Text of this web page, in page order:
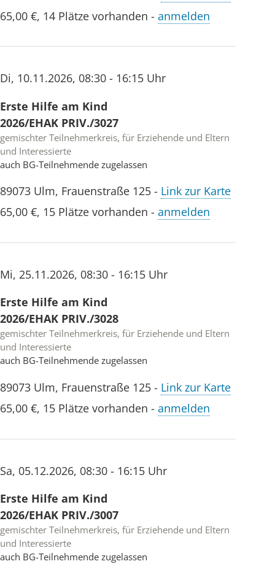
65,00 €, 14 Plätze vorhanden - anmelden
Di, 10.11.2026, 08:30 - 16:15 Uhr
Erste Hilfe am Kind
2026/EHAK PRIV./3027
gemischter Teilnehmerkreis, für Erziehende und Eltern
und Interessierte
auch BG-Teilnehmende zugelassen
89073 Ulm, Frauenstraße 125 - Link zur Karte
65,00 €, 15 Plätze vorhanden - anmelden
Mi, 25.11.2026, 08:30 - 16:15 Uhr
Erste Hilfe am Kind
2026/EHAK PRIV./3028
gemischter Teilnehmerkreis, für Erziehende und Eltern
und Interessierte
auch BG-Teilnehmende zugelassen
89073 Ulm, Frauenstraße 125 - Link zur Karte
65,00 €, 15 Plätze vorhanden - anmelden
Sa, 05.12.2026, 08:30 - 16:15 Uhr
Erste Hilfe am Kind
2026/EHAK PRIV./3007
gemischter Teilnehmerkreis, für Erziehende und Eltern
und Interessierte
auch BG-Teilnehmende zugelassen